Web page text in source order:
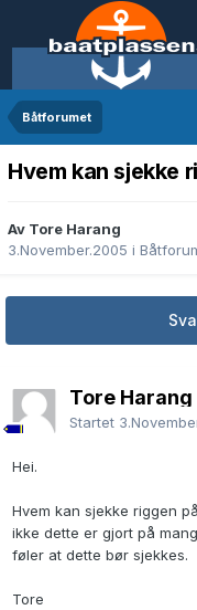
Båtforumet
Hvem kan sjekke
Av Tore Harang
3.November.2005 i
Tore Harang
Startet
Hei.
Hvem kan sjekke riggen
ikke dette er gjort på
føler at dette bør sjekkes.
Tore